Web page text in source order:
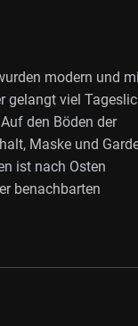
modern und
gelangt viel
den Böden der
Maske und
ist nach Osten
benachbarten